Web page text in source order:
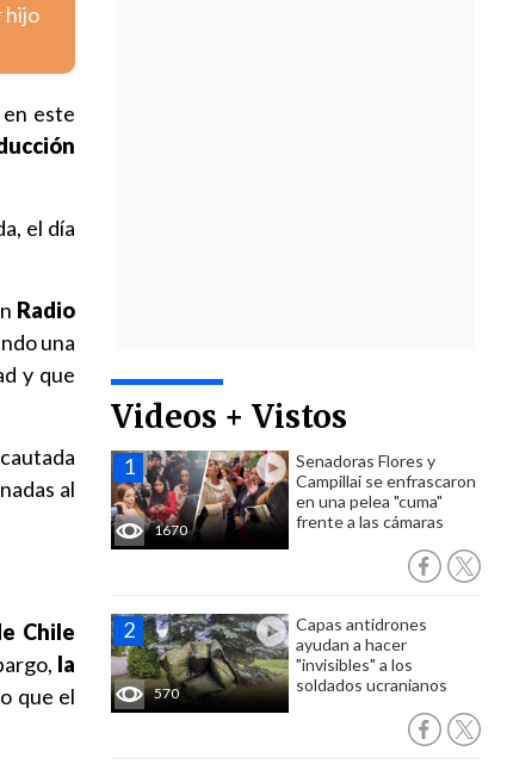
Videos + Vistos
1670
Senadoras Flores y
Campillai se enfrascaron
en una pelea "cuma"
frente a las cámaras
570
Capas antidrones
ayudan a hacer
"invisibles" a los
soldados ucranianos
hijo
este
el día
Radio
una
y que
al
Chile
la
que el